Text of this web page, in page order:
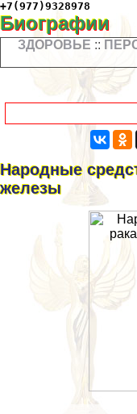
+7(977)9328978
Биографии
ЗДОРОВЬЕ ::
Народные
железы